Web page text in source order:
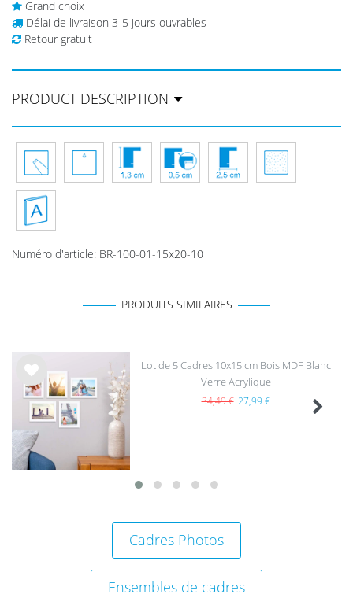
Grand choix
Délai de livraison 3-5 jours ouvrables
Retour gratuit
PRODUCT DESCRIPTION
Numéro d'article: BR-100-01-15x20-10
PRODUITS SIMILAIRES
List
e de
sou
hait
s
Lot de 5 Cadres 10x15 cm Bois MDF Blanc
Verre Acrylique
34,49 € 27,99 €
Cadres Photos
Ensembles de cadres